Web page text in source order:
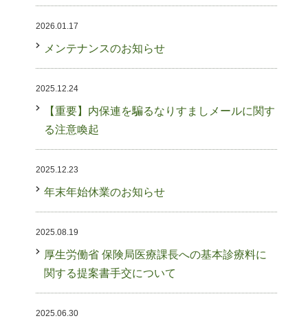
2026.01.17
メンテナンスのお知らせ
2025.12.24
【重要】内保連を騙るなりすましメールに関す
る注意喚起
2025.12.23
年末年始休業のお知らせ
2025.08.19
厚生労働省 保険局医療課長への基本診療料に
関する提案書手交について
2025.06.30